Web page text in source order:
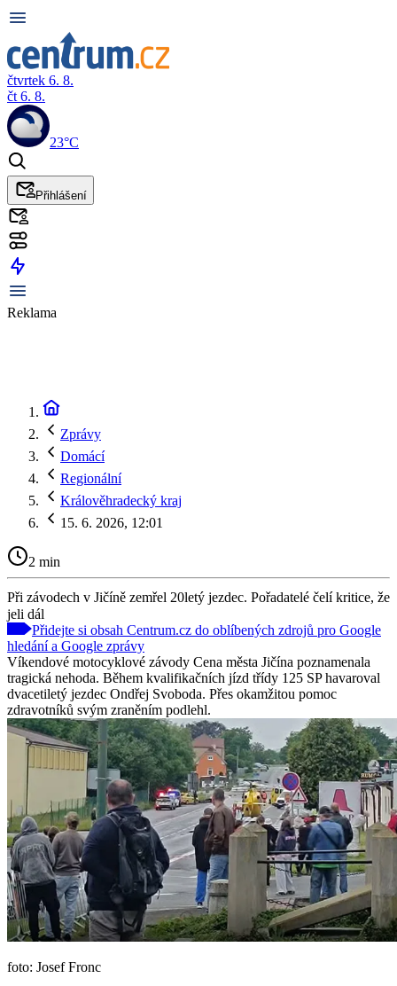
čtvrtek 6. 8.
čt 6. 8.
23°C
Přihlášení
Reklama
Zprávy
Domácí
Regionální
Králověhradecký kraj
15. 6. 2026, 12:01
2 min
Při závodech v Jičíně zemřel 20letý jezdec. Pořadatelé čelí kritice, že
jeli dál
Přidejte si obsah Centrum.cz do oblíbených zdrojů pro Google
hledání a Google zprávy
Víkendové motocyklové závody Cena města Jičína poznamenala
tragická nehoda. Během kvalifikačních jízd třídy 125 SP havaroval
dvacetiletý jezdec Ondřej Svoboda. Přes okamžitou pomoc
zdravotníků svým zraněním podlehl.
foto: Josef Fronc